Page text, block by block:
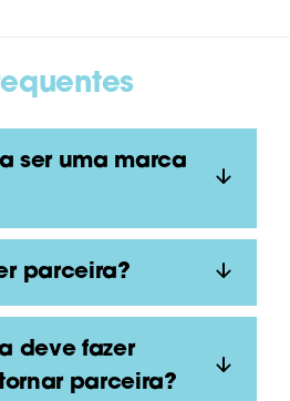
parceira?
parceira?